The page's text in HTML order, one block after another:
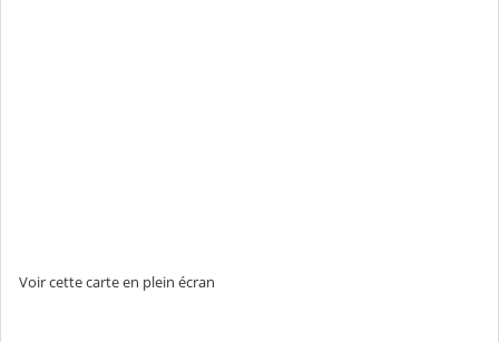
Voir cette carte en plein écran